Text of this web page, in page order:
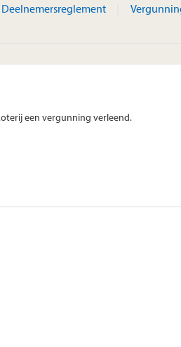
Deelnemersreglement
een vergunning verleend.